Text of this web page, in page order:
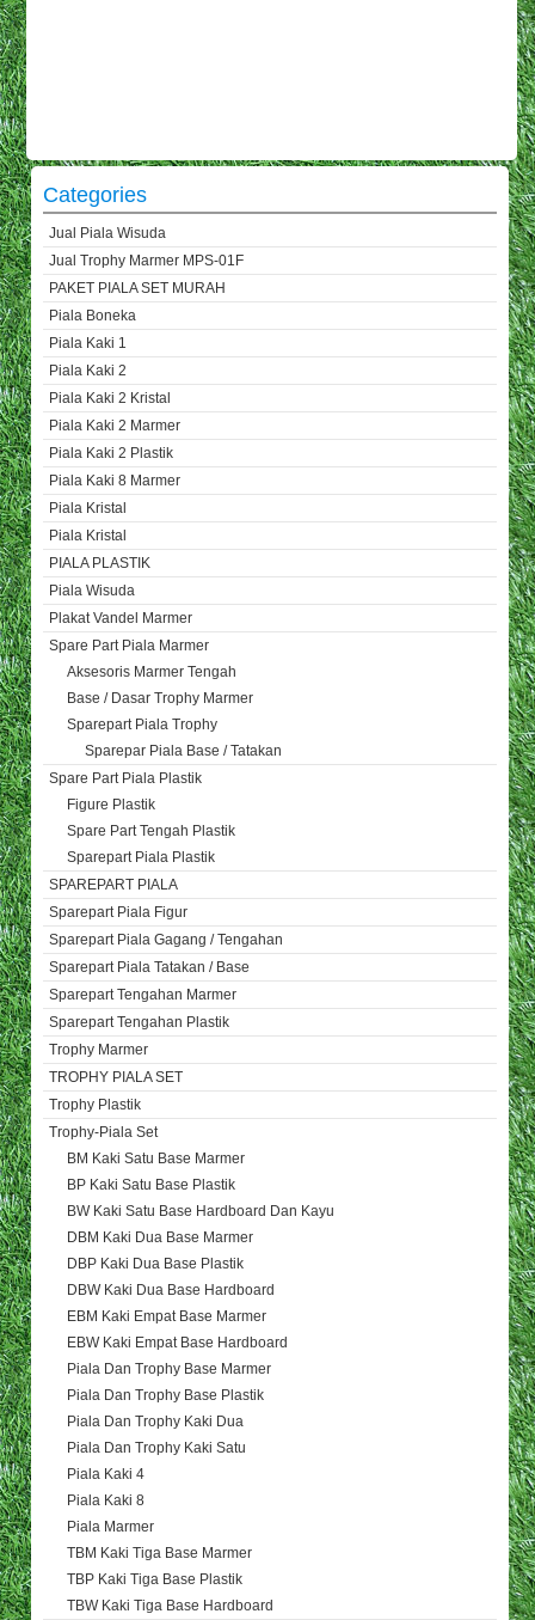
Categories
Jual Piala Wisuda
Jual Trophy Marmer MPS-01F
PAKET PIALA SET MURAH
Piala Boneka
Piala Kaki 1
Piala Kaki 2
Piala Kaki 2 Kristal
Piala Kaki 2 Marmer
Piala Kaki 2 Plastik
Piala Kaki 8 Marmer
Piala Kristal
Piala Kristal
PIALA PLASTIK
Piala Wisuda
Plakat Vandel Marmer
Spare Part Piala Marmer
Aksesoris Marmer Tengah
Base / Dasar Trophy Marmer
Sparepart Piala Trophy
Sparepar Piala Base / Tatakan
Spare Part Piala Plastik
Figure Plastik
Spare Part Tengah Plastik
Sparepart Piala Plastik
SPAREPART PIALA
Sparepart Piala Figur
Sparepart Piala Gagang / Tengahan
Sparepart Piala Tatakan / Base
Sparepart Tengahan Marmer
Sparepart Tengahan Plastik
Trophy Marmer
TROPHY PIALA SET
Trophy Plastik
Trophy-Piala Set
BM Kaki Satu Base Marmer
BP Kaki Satu Base Plastik
BW Kaki Satu Base Hardboard Dan Kayu
DBM Kaki Dua Base Marmer
DBP Kaki Dua Base Plastik
DBW Kaki Dua Base Hardboard
EBM Kaki Empat Base Marmer
EBW Kaki Empat Base Hardboard
Piala Dan Trophy Base Marmer
Piala Dan Trophy Base Plastik
Piala Dan Trophy Kaki Dua
Piala Dan Trophy Kaki Satu
Piala Kaki 4
Piala Kaki 8
Piala Marmer
TBM Kaki Tiga Base Marmer
TBP Kaki Tiga Base Plastik
TBW Kaki Tiga Base Hardboard